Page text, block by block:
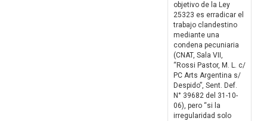
objetivo de la Ley
25323 es erradicar el
trabajo clandestino
mediante una
condena pecuniaria
(CNAT, Sala VII,
“Rossi Pastor, M. L. c/
PC Arts Argentina s/
Despido”, Sent. Def.
N° 39682 del 31-10-
06), pero “si la
irregularidad solo